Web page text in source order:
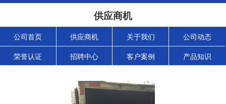
供应商机
公司首页 供应商机 关于我们 公司动态
荣誉认证 招聘中心 客户案例 产品知识